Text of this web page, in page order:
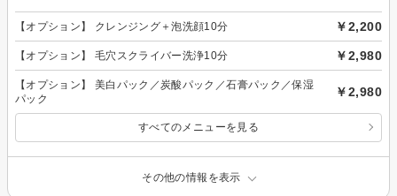
【オプション】 クレンジング＋泡洗顔10分 ￥2,200
【オプション】 毛穴スクライバー洗浄10分 ￥2,980
【オプション】 美白パック／炭酸パック／石膏パック／保湿
パック
￥2,980
すべてのメニューを見る
その他の情報を表示